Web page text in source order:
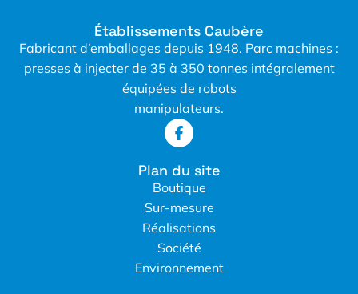
Établissements Caubère
Fabricant d’emballages depuis 1948. Parc machines :
presses à injecter de 35 à 350 tonnes intégralement
équipées de robots
manipulateurs.
Plan du site
Boutique
Sur-mesure
Réalisations
Société
Environnement